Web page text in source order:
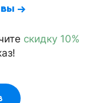
→
скидку 10%